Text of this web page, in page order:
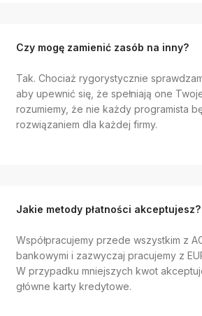
Czy mogę zamienić zasób na inny?
Tak. Chociaż rygorystycznie
aby upewnić się, że spełniają one
rozumiemy, że nie każdy programista
rozwiązaniem dla każdej firmy.
Jakie metody płatności akceptujesz?
Współpracujemy przede wszystkim z
bankowymi i zazwyczaj pracujemy z
W przypadku mniejszych kwot
główne karty kredytowe.